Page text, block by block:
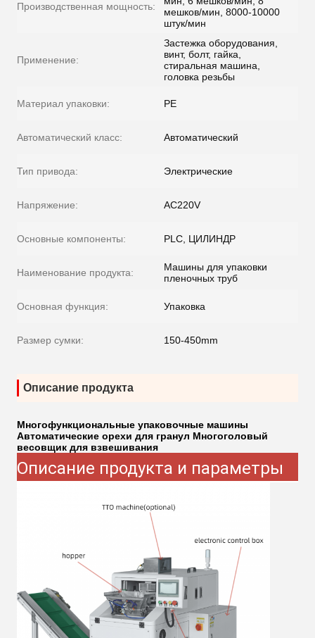
Производственная мощность:
мешков/мин, 8000-10000
штук/мин
Применение:
Застежка оборудования,
винт, болт, гайка,
стиральная машина,
головка резьбы
Материал упаковки: PE
Автоматический класс: Автоматический
Тип привода: Электрические
Напряжение: AC220V
Основные компоненты: PLC, ЦИЛИНДР
Наименование продукта:
Машины для упаковки
пленочных труб
Основная функция: Упаковка
Размер сумки: 150-450mm
Описание продукта
Многофункциональные упаковочные машины
Автоматические орехи для гранул Многоголовый
весовщик для взвешивания
Описание продукта и параметры